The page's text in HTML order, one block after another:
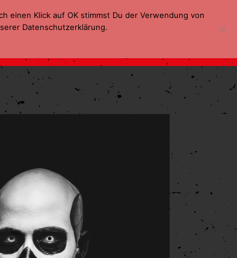
einen Klick auf OK stimmst Du der Verwendung von
Datenschutzerklärung.